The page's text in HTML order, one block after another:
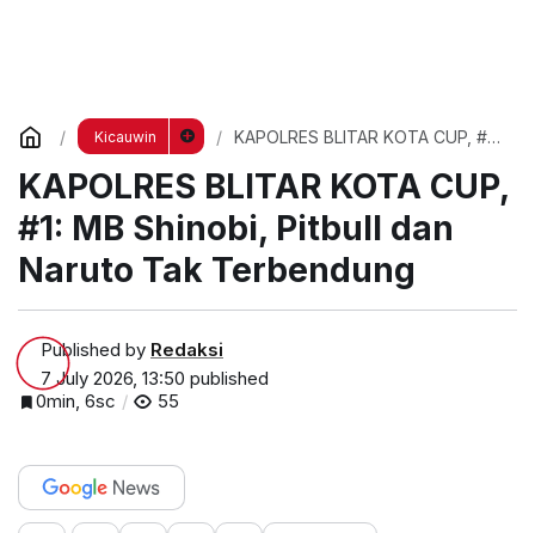
Kicauwin
KAPOLRES BLITAR KOTA CUP, #1:
Terbendung
KAPOLRES BLITAR KOTA CUP,
#1: MB Shinobi, Pitbull dan
Naruto Tak Terbendung
Published by Redaksi
7 July 2026, 13:50 published
0min, 6sc
55